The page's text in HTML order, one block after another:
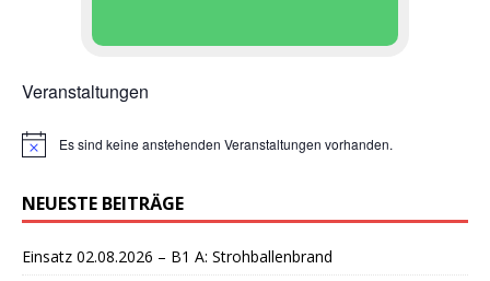
Veranstaltungen
H
w
e
s
Es sind keine anstehenden Veranstaltungen vorhanden.
NEUESTE BEITRÄGE
Einsatz 02.08.2026 – B1 A: Strohballenbrand